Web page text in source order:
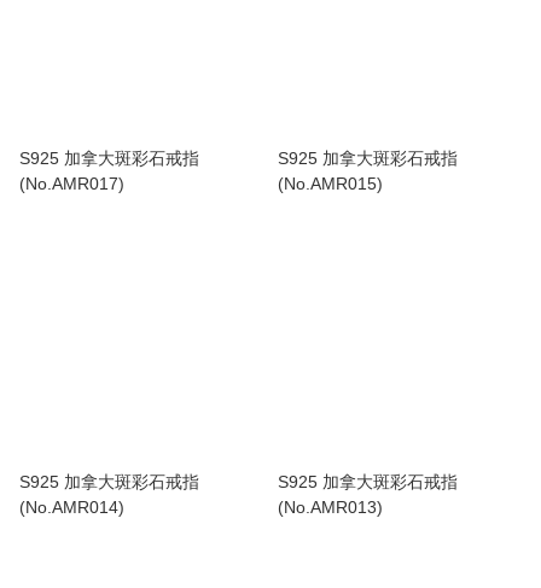
S925 加拿大斑彩石戒指
(No.AMR017)
S925 加拿大斑彩石戒指
(No.AMR015)
S925 加拿大斑彩石戒指
(No.AMR014)
S925 加拿大斑彩石戒指
(No.AMR013)